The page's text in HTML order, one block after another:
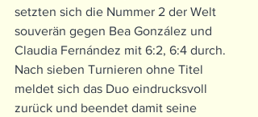
setzten sich die Nummer 2 der Welt
souverän gegen Bea González und
Claudia Fernández mit 6:2, 6:4 durch.
Nach sieben Turnieren ohne Titel
meldet sich das Duo eindrucksvoll
zurück und beendet damit seine